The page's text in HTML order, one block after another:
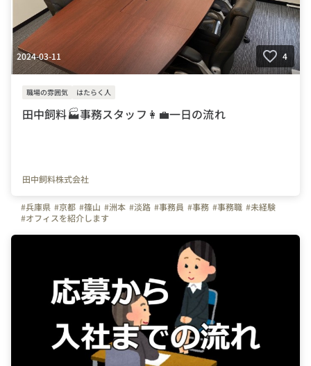
2024-03-11 4
職場の雰囲気 はたらく人
田中飼料🏭事務スタッフ👩‍💼一日の流れ
田中飼料株式会社
#兵庫県 #京都 #篠山 #洲本 #淡路 #事務員 #事務 #事務職 #未経験
#オフィスを紹介します